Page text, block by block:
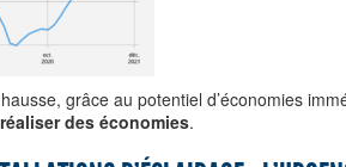
grâce au potentiel d’économies
des économies.